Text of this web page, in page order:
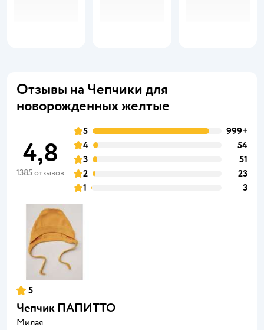
Отзывы на Чепчики для
новорожденных желтые
4,8
1385 отзывов
5
999+
4
54
3
51
2
23
1
3
5
Чепчик ПАПИТТО
Милая